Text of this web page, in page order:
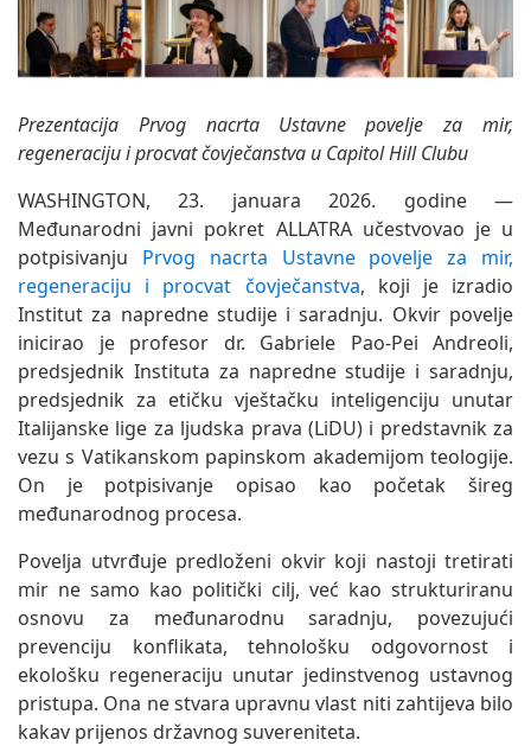
Prezentacija Prvog nacrta Ustavne povelje za mir,
regeneraciju i procvat čovječanstva u Capitol Hill Clubu
WASHINGTON, 23. januara 2026. godine —
Međunarodni javni pokret ALLATRA učestvovao je u
potpisivanju Prvog nacrta Ustavne povelje za mir,
regeneraciju i procvat čovječanstva, koji je izradio
Institut za napredne studije i saradnju. Okvir povelje
inicirao je profesor dr. Gabriele Pao-Pei Andreoli,
predsjednik Instituta za napredne studije i saradnju,
predsjednik za etičku vještačku inteligenciju unutar
Italijanske lige za ljudska prava (LiDU) i predstavnik za
vezu s Vatikanskom papinskom akademijom teologije.
On je potpisivanje opisao kao početak šireg
međunarodnog procesa.
Povelja utvrđuje predloženi okvir koji nastoji tretirati
mir ne samo kao politički cilj, već kao strukturiranu
osnovu za međunarodnu saradnju, povezujući
prevenciju konflikata, tehnološku odgovornost i
ekološku regeneraciju unutar jedinstvenog ustavnog
pristupa. Ona ne stvara upravnu vlast niti zahtijeva bilo
kakav prijenos državnog suvereniteta.